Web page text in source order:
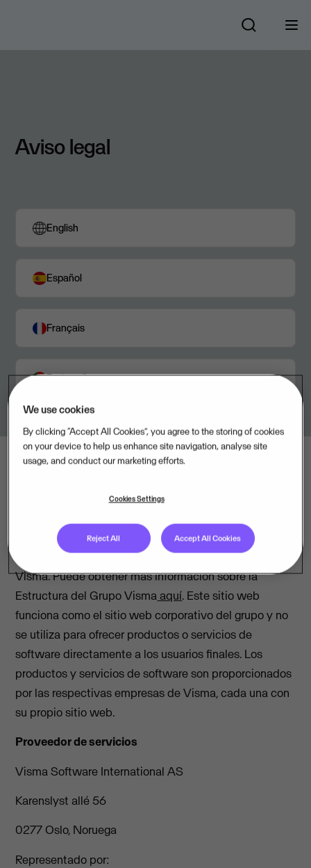
Aviso legal
English
Español
Français
Português
Acerca de este sitio web
Este sitio web (visma.com) es operado por Visma
participada por Visma AS y responsable de las
operaciones a escala de grupo dentro del Grupo
Visma. Puede obtener más información sobre la
Estructura del Grupo Vismaaquí. Este sitio web
funciona como el sitio web corporativo del grupo y no
se utiliza para ofrecer productos o servicios de
software directamente a los usuarios finales. Los
productos y servicios de software son proporcionados
por las respectivas empresas de Visma, cada una con
su propio sitio web.
Proveedor de servicios
Visma Software International AS
Karenslyst allé 56
0277 Oslo, Noruega
Representado por:
We use cookies
By clicking “Accept All Cookies”, you agree to the storing of cookies
on your device to help us enhance site navigation, analyse site
usage, and conduct our marketing efforts.
Cookies Settings
Reject All Accept All Cookies